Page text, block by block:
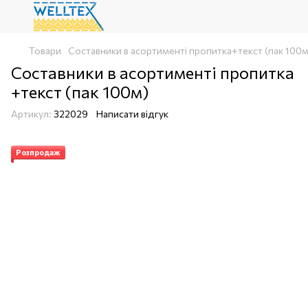
Товари Составники в асортименті пропитка+текст (пак
Составники в асортименті пропитка
+текст (пак 100м)
Артикул: 322029 Написати відгук
Розпродаж